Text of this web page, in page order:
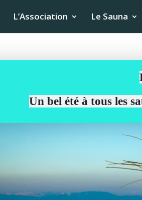
Un bel été à tous les
L’Association Le Sauna